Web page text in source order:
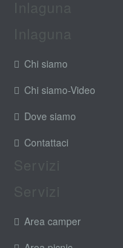
Chi siamo
Chi siamo-Video
Dove siamo
Contattaci
Area camper